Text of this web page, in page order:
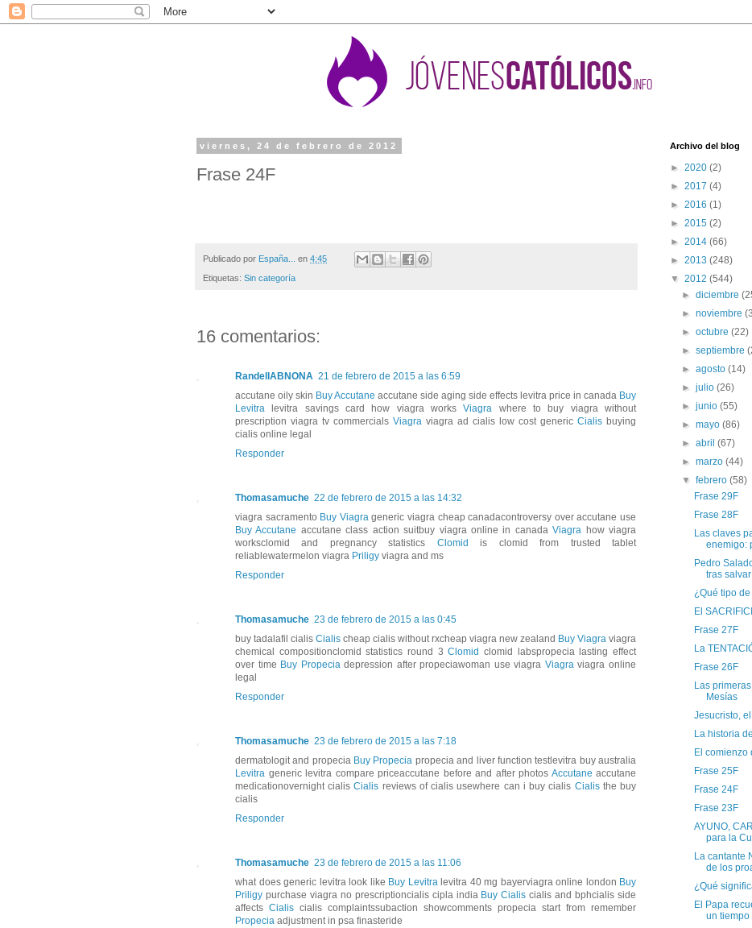
viernes, 24 de febrero de 2012
Frase 24F
Publicado por España... en 4:45
Etiquetas: Sin categoría
16 comentarios:
RandellABNONA 21 de febrero de 2015 a las 6:59
accutane oily skin Buy Accutane accutane side aging side effects levitra price in canada Buy
Levitra levitra savings card how viagra worksViagra where to buy viagra without
prescription viagra tv commercials Viagra viagra ad cialis low cost generic Cialis buying
cialis online legal
Responder
Thomasamuche 22 de febrero de 2015 a las 14:32
viagra sacramento Buy Viagrageneric viagra cheap canadacontroversy over accutane use
Buy Accutane accutane class action suitbuy viagra online in canadaViagra how viagra
worksclomid and pregnancy statistics Clomid
is clomid from trusted tablet
reliablewatermelon viagra Priligy viagra and ms
Responder
Thomasamuche 23 de febrero de 2015 a las 0:45
buy tadalafil cialis Cialis cheap cialis without rxcheap viagra new zealand Buy Viagra viagra
chemical compositionclomid statistics round 3Clomid clomid labspropecia lasting effect
over time Buy Propeciadepression after propeciawoman use viagra Viagraviagra online
legal
Responder
Thomasamuche 23 de febrero de 2015 a las 7:18
dermatologit and propecia Buy Propecia propecia and liver function testlevitra buy australia
Levitra generic levitra compare priceaccutane before and after photos Accutane accutane
medicationovernight cialisCialis reviews of cialis usewhere can i buy cialis Cialisthe buy
cialis
Responder
Thomasamuche 23 de febrero de 2015 a las 11:06
what does generic levitra look like Buy Levitralevitra 40 mg bayerviagra online london Buy
Priligy purchase viagra no prescriptioncialis cipla india Buy Cialis cialis and bphcialis side
affects Cialis cialis complaintssubaction showcomments propecia start from remember
Propecia adjustment in psa finasteride
Archivo del blog
► 2020 (2)
► 2017 (4)
► 2016 (1)
► 2015 (2)
► 2014 (66)
► 2013 (248)
▼ 2012 (544)
►diciembre
►noviembre
►octubre(22)
►septiembre
►agosto(14)
►julio(26)
►junio(55)
►mayo(86)
►abril(67)
►marzo(44)
▼febrero(58)
Frase 29F
Frase 28F
Las claves
enemigo:
Pedro
tras
¿Qué tipo
El
Frase 27F
La
Frase 26F
Las
Mesías
Jesucristo,
La historia
El comienzo
Frase 25F
Frase 24F
Frase 23F
AYUNO,
para la
La cantante
de los
¿Qué
El Papa
un tiempo